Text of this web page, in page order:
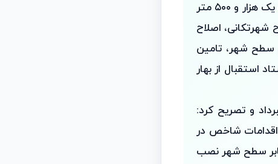
جدید، نصب ۳۵ تابلو ترافیکی و راهنمای مسیر، خط کشی عابر پیاده به مساحت یک هزار و ۵۰۰ متر
طرح شهرتکانی، اصلاح
در معابر و میادین سطح شهر، تامین
استقبال از بهار
و تصریح کرد:
اقدامات شاخص در
به زودی در معابر سطح شهر نصب